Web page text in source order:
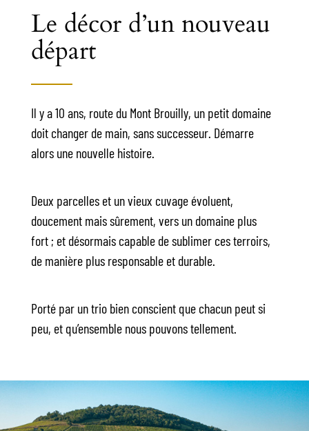
Le décor d’un nouveau
départ
Il y a 10 ans, route du Mont Brouilly, un petit domaine
doit changer de main, sans successeur. Démarre
alors une nouvelle histoire.
Deux parcelles et un vieux cuvage évoluent,
doucement mais sûrement, vers un domaine plus
fort ; et désormais capable de sublimer ces terroirs,
de manière plus responsable et durable.
Porté par un trio bien conscient que chacun peut si
peu, et qu’ensemble nous pouvons tellement.